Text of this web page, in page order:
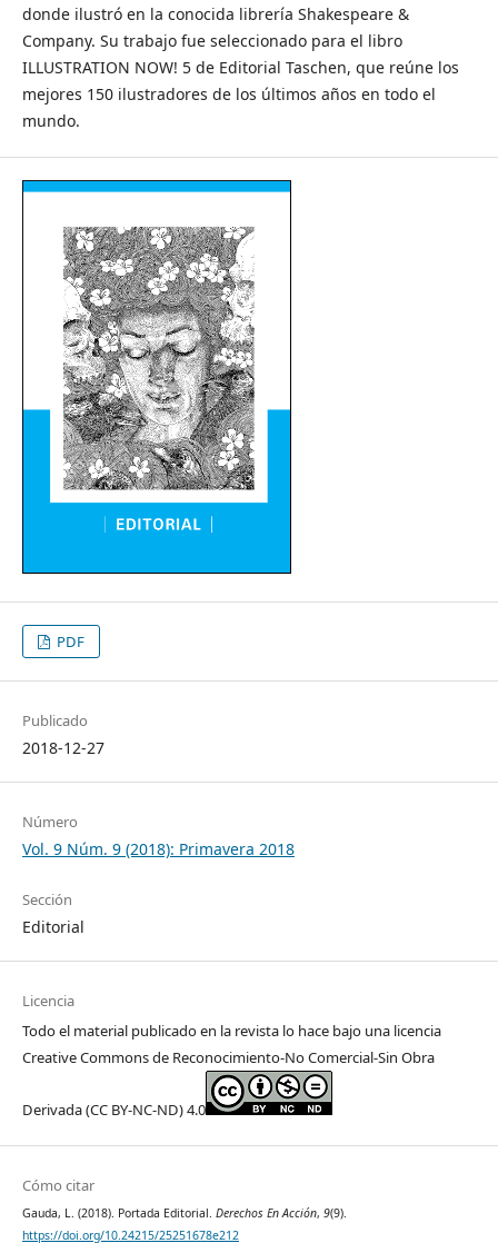
donde ilustró en la conocida librería Shakespeare &
Company. Su trabajo fue seleccionado para el libro
ILLUSTRATION NOW! 5 de Editorial Taschen, que reúne los
mejores 150 ilustradores de los últimos años en todo el
mundo.
PDF
Publicado
2018-12-27
Número
Vol. 9 Núm. 9 (2018): Primavera 2018
Sección
Editorial
Licencia
Todo el material publicado en la revista lo hace bajo una licencia
Creative Commons de Reconocimiento-No Comercial-Sin Obra
Derivada (CC BY-NC-ND) 4.0
Cómo citar
Gauda, L. (2018). Portada Editorial. Derechos En Acción, 9(9).
https://doi.org/10.24215/25251678e212